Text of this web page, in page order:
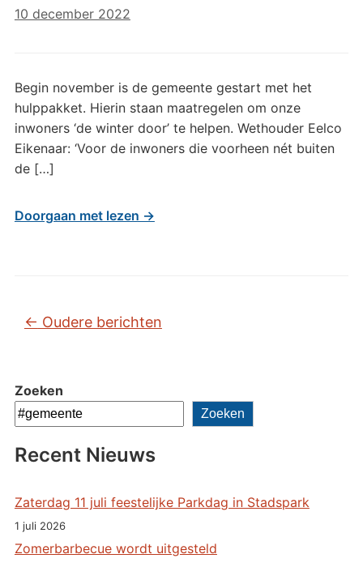
Zoeken
Zoeken
Recent Nieuws
Zaterdag 11 juli feestelijke Parkdag in Stadspark
1 juli 2026
Zomerbarbecue wordt uitgesteld
10 december 2022
Begin november is de gemeente gestart met het
hulppakket. Hierin staan maatregelen om onze
inwoners ‘de winter door’ te helpen. Wethouder Eelco
Eikenaar: ‘Voor de inwoners die voorheen nét buiten
de […]
Doorgaan met lezen →
Bericht navigatie
← Oudere berichten